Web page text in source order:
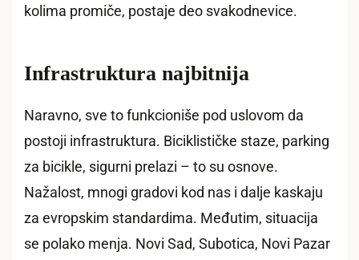
kolima promiče, postaje deo svakodnevice.
Infrastruktura najbitnija
Naravno, sve to funkcioniše pod uslovom da
postoji infrastruktura. Biciklističke staze, parking
za bicikle, sigurni prelazi – to su osnove.
Nažalost, mnogi gradovi kod nas i dalje kaskaju
za evropskim standardima. Međutim, situacija
se polako menja. Novi Sad, Subotica, Novi Pazar